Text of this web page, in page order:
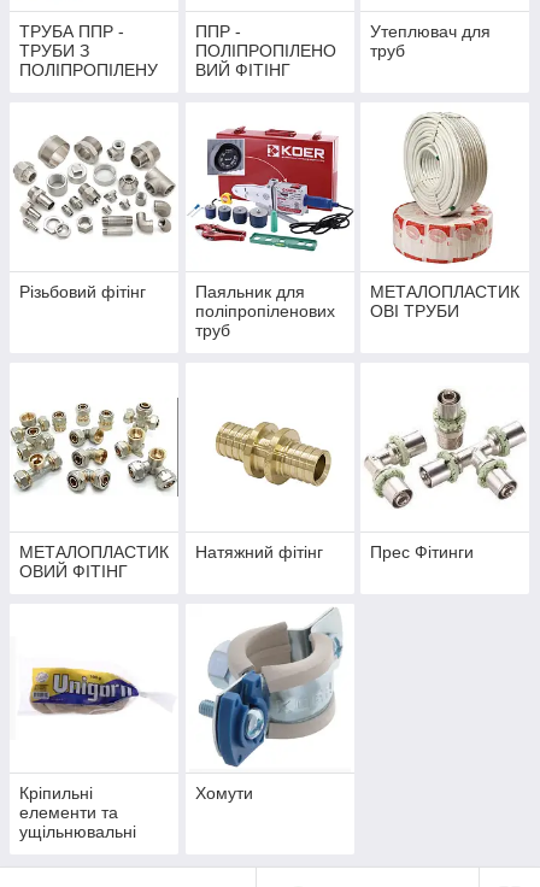
ТРУБА ППР -
ТРУБИ З
ПОЛІПРОПІЛЕНУ
ППР -
ПОЛІПРОПІЛЕНО
ВИЙ ФІТІНГ
Утеплювач для
труб
Різьбовий фітінг
Паяльник для
поліпропіленових
труб
МЕТАЛОПЛАСТИК
ОВІ ТРУБИ
МЕТАЛОПЛАСТИК
ОВИЙ ФІТІНГ
Натяжний фітінг Прес Фітинги
Кріпильні
елементи та
ущільнювальні
Хомути